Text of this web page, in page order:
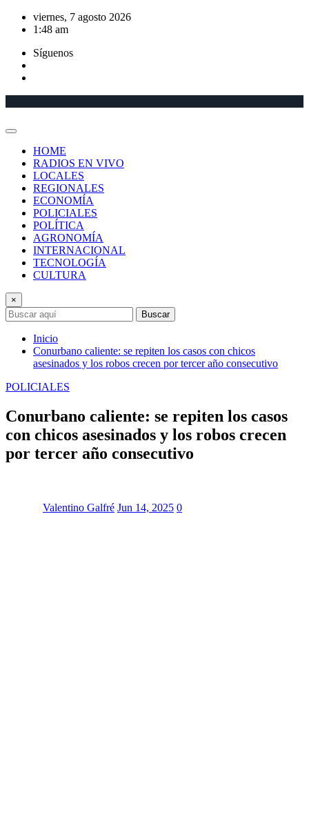
Saltar
viernes, 7 agosto 2026
1:48 am
Síguenos
HOME
RADIOS EN VIVO
LOCALES
REGIONALES
ECONOMÍA
POLICIALES
POLÍTICA
AGRONOMÍA
INTERNACIONAL
TECNOLOGÍA
CULTURA
×
Buscar
Inicio
Conurbano caliente: se repiten los casos con chicos
asesinados y los robos crecen por tercer año consecutivo
POLICIALES
Conurbano caliente: se repiten los casos
con chicos asesinados y los robos crecen
por tercer año consecutivo
Valentino Galfré Jun 14, 2025 0